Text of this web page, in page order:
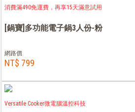
消費滿490免運費，再享15天滿意試用
[鍋寶]多功能電子鍋3人份-粉
網路價
NT$ 799
Versatile Cooker微電腦溫控科技